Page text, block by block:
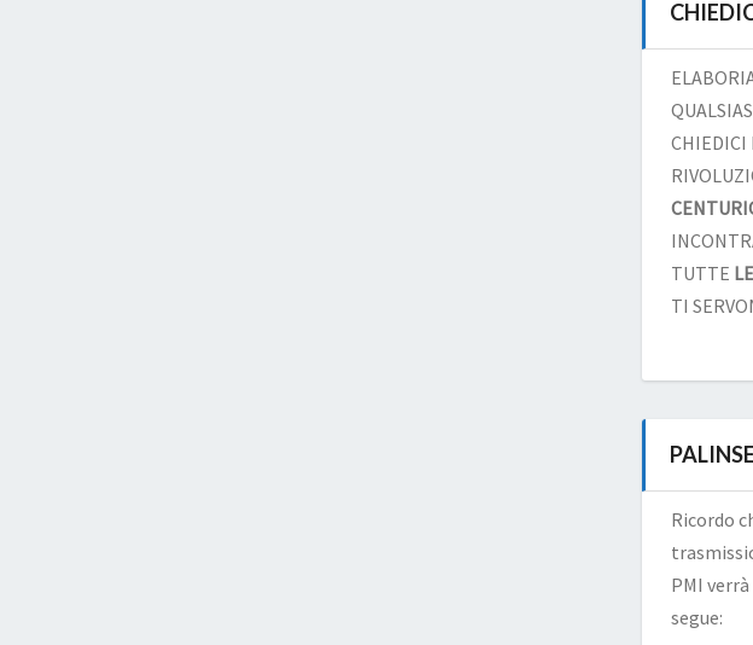
CHIEDICI
TUTTE
TI
Ricordo
PMI
segue: